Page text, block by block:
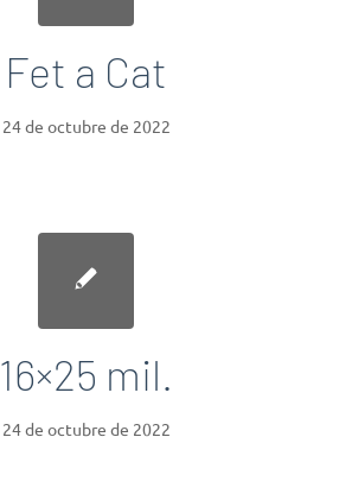
Fet a Cat
24 de octubre de 2022
16×25 mil.
24 de octubre de 2022